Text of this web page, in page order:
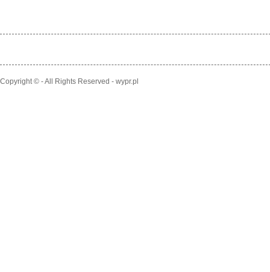
Copyright © - All Rights Reserved - wypr.pl